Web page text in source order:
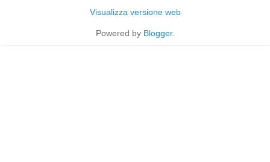
Visualizza versione web
Powered by Blogger.